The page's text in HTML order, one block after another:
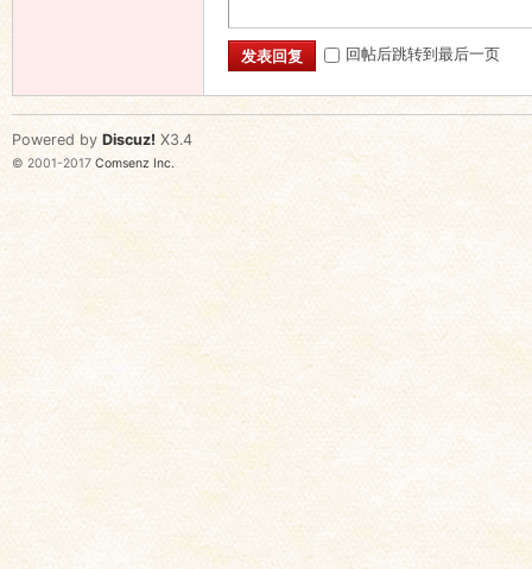
发表回复 回帖后跳转到最后一页
Powered by Discuz! X3.4
© 2001-2017 Comsenz Inc.